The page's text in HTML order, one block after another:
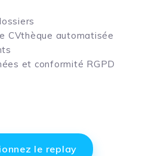
CVthèque automatisée
et conformité RGPD
le replay